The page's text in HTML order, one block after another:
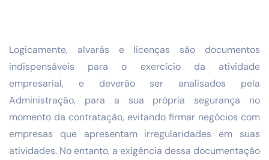
Logicamente, alvarás e licenças são documentos
indispensáveis para o exercício da atividade
empresarial, e deverão ser analisados pela
Administração, para a sua própria segurança no
momento da contratação, evitando firmar negócios com
empresas que apresentam irregularidades em suas
atividades. No entanto, a exigência dessa documentação